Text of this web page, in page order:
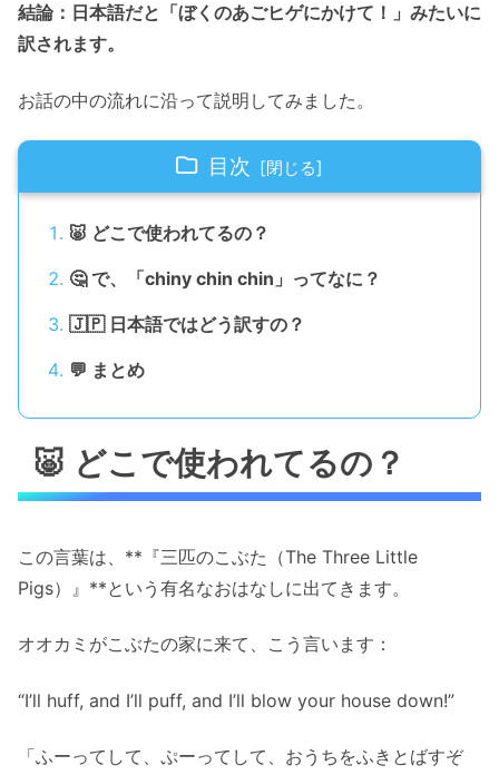
結論：日本語だと「ぼくのあごヒゲにかけて！」みたいに
訳されます。
お話の中の流れに沿って説明してみました。
目次
🐷 どこで使われてるの？
🤔 で、「chiny chin chin」ってなに？
🇯🇵 日本語ではどう訳すの？
💬 まとめ
🐷 どこで使われてるの？
この言葉は、**『三匹のこぶた（The Three Little
Pigs）』**という有名なおはなしに出てきます。
オオカミがこぶたの家に来て、こう言います：
“I’ll huff, and I’ll puff, and I’ll blow your house down!”
「ふーってして、ぷーってして、おうちをふきとばすぞ